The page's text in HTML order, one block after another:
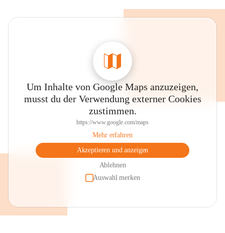
Um Inhalte von Google Maps anzuzeigen,
musst du der Verwendung externer Cookies
zustimmen.
https://www.google.com/maps
Mehr erfahren
Akzeptieren und anzeigen
Ablehnen
Auswahl merken